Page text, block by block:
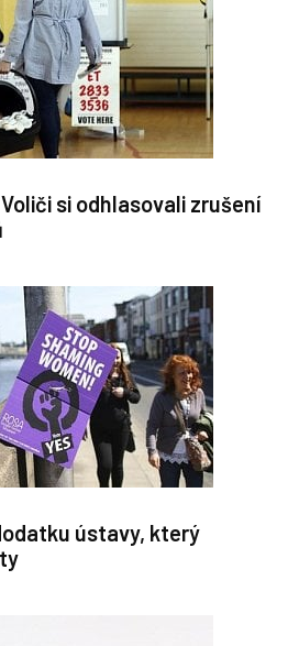
si odhlasovali zrušení
ústavy, který